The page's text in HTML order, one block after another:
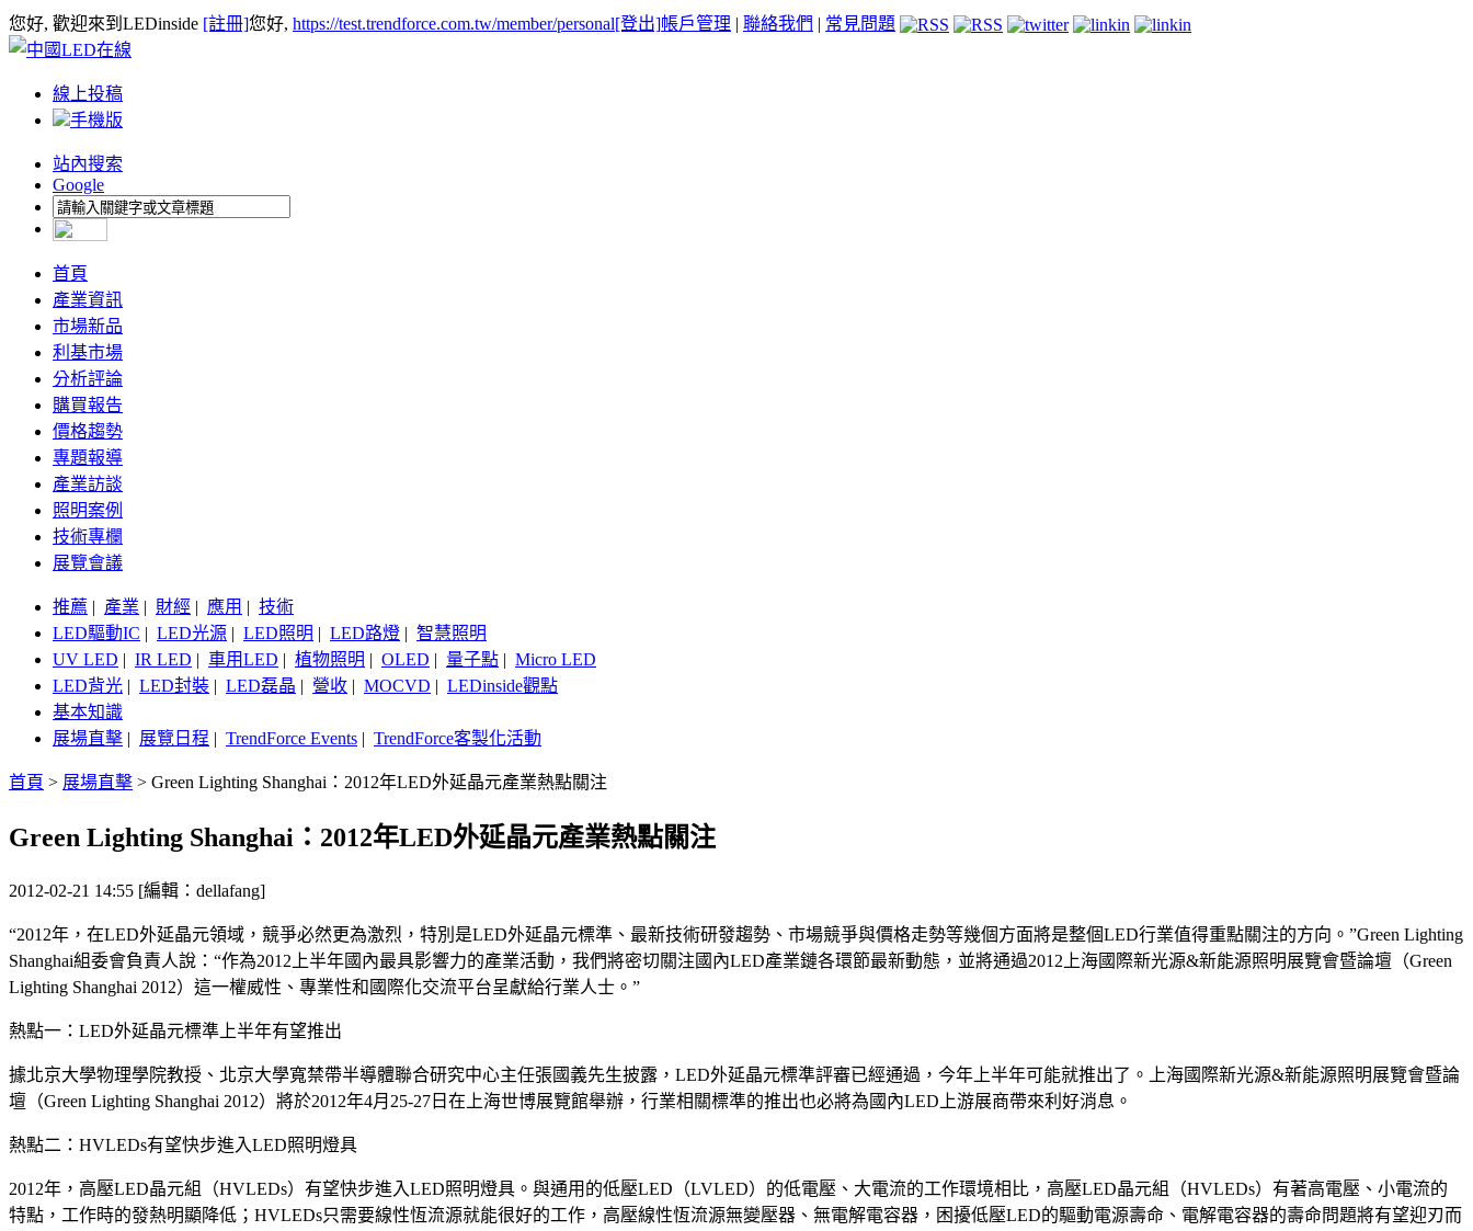
您好, 歡迎來到LEDinside [註冊]您好, https://test.trendforce.com.tw/member/personal[登出]帳戶管理 | 聯絡我們 | 常見問題
線上投稿
手機版
站內搜索
Google
首頁
產業資訊
市場新品
利基市場
分析評論
購買報告
價格趨勢
專題報導
產業訪談
照明案例
技術專欄
展覽會議
推薦 | 產業 | 財經 | 應用 | 技術
LED驅動IC | LED光源 | LED照明 | LED路燈 | 智慧照明
UV LED | IR LED | 車用LED | 植物照明 | OLED | 量子點 | Micro LED
LED背光 | LED封裝 | LED磊晶 | 營收 | MOCVD | LEDinside觀點
基本知識
展場直擊 | 展覽日程 | TrendForce Events | TrendForce客製化活動
首頁 > 展場直擊 > Green Lighting Shanghai：2012年LED外延晶元產業熱點關注
Green Lighting Shanghai：2012年LED外延晶元產業熱點關注
2012-02-21 14:55 [編輯：dellafang]
“2012年，在LED外延晶元領域，競爭必然更為激烈，特別是LED外延晶元標準、最新技術研發趨勢、市場競爭與價格走勢等幾個方面將是整個LED行業值得重點關注的方向。”Green Lighting
Shanghai組委會負責人說：“作為2012上半年國內最具影響力的產業活動，我們將密切關注國內LED產業鏈各環節最新動態，並將通過2012上海國際新光源&新能源照明展覽會暨論壇（Green
Lighting Shanghai 2012）這一權威性、專業性和國際化交流平台呈獻給行業人士。”
熱點一：LED外延晶元標準上半年有望推出
據北京大學物理學院教授、北京大學寬禁帶半導體聯合研究中心主任張國義先生披露，LED外延晶元標準評審已經通過，今年上半年可能就推出了。上海國際新光源&新能源照明展覽會暨論
壇（Green Lighting Shanghai 2012）將於2012年4月25-27日在上海世博展覽館舉辦，行業相關標準的推出也必將為國內LED上游展商帶來利好消息。
熱點二：HVLEDs有望快步進入LED照明燈具
2012年，高壓LED晶元組（HVLEDs）有望快步進入LED照明燈具。與通用的低壓LED（LVLED）的低電壓、大電流的工作環境相比，高壓LED晶元組（HVLEDs）有著高電壓、小電流的
特點，工作時的發熱明顯降低；HVLEDs只需要線性恆流源就能很好的工作，高壓線性恆流源無變壓器、無電解電容器，困擾低壓LED的驅動電源壽命、電解電容器的壽命問題將有望迎刃而